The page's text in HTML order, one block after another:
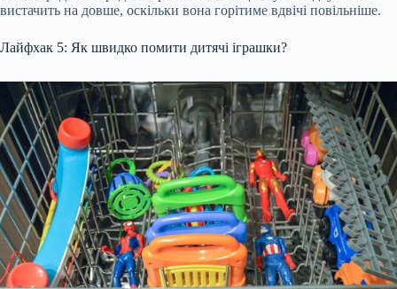
вистачить на довше, оскільки вона горітиме вдвічі повільніше.
Лайфхак 5: Як швидко помити дитячі іграшки?